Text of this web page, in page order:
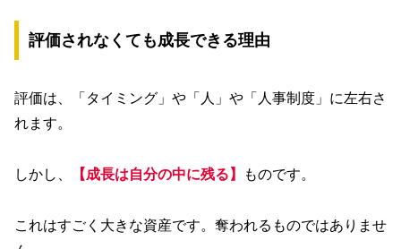
評価されなくても成長できる理由
評価は、「タイミング」や「人」や「人事制度」に左右さ
れます。
しかし、 【成長は自分の中に残る】 ものです。
これはすごく大きな資産です。奪われるものではありませ